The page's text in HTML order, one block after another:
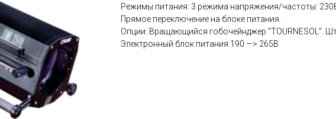
Режимы питания: 3 режима напряжения/частоты:
Прямое переключение на блоке питания.
Опции: Вращающийся гобочейнджер "TOURNESOL".
Электронный блок питания 190 —> 265В